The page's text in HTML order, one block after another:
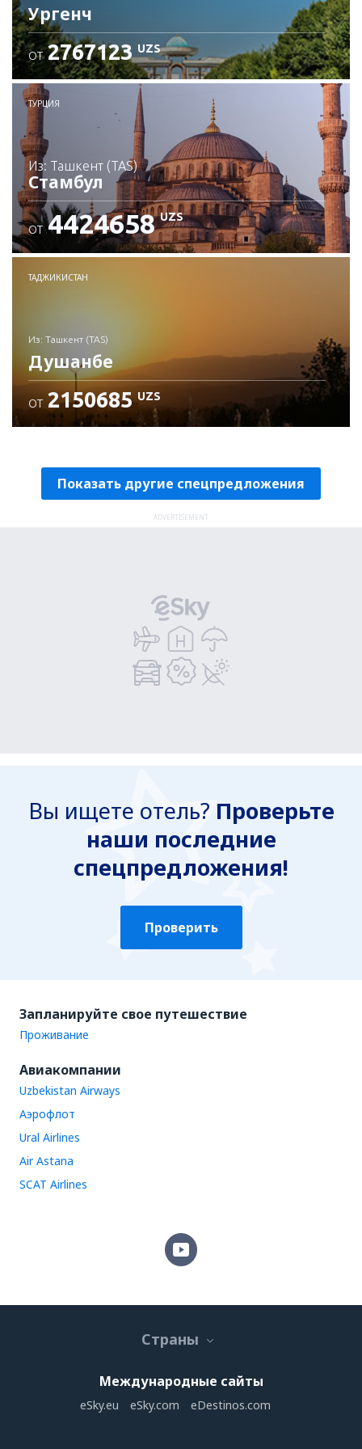
Ургенч
Проверьте подробности
ОТ 2767123 UZS
ТУРЦИЯ
из: Ташкент (TAS)
Стамбул
Проверьте подробности
ОТ 4424658 UZS
ТАДЖИКИСТАН
из: Ташкент (TAS)
Душанбе
ОТ 2150685 UZS
Показать другие спецпредложения
ADVERTISEMENT
Вы ищете отель? Проверьте
наши последние
спецпредложения!
Проверить
Запланируйте свое путешествие
Проживание
Авиакомпании
Uzbekistan Airways
Аэрофлот
Ural Airlines
Air Astana
SCAT Airlines
Страны
Международные сайты
eSky.eu eSky.com eDestinos.com